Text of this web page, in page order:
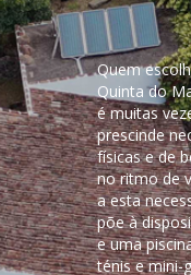
Quem
Quinta do
é muitas
prescinde
físicas e de
no ritmo de
a esta
põe à
e uma
ténis e mini-